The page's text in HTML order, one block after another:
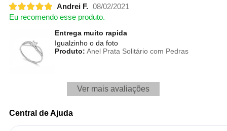
Andrei F. 08/02/2021
Eu recomendo esse produto.
Entrega muito rapida
Igualzinho o da foto
Produto: Anel Prata Solitário com Pedras
Ver mais avaliações
Central de Ajuda